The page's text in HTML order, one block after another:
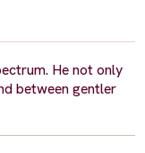
He not only
between gentler